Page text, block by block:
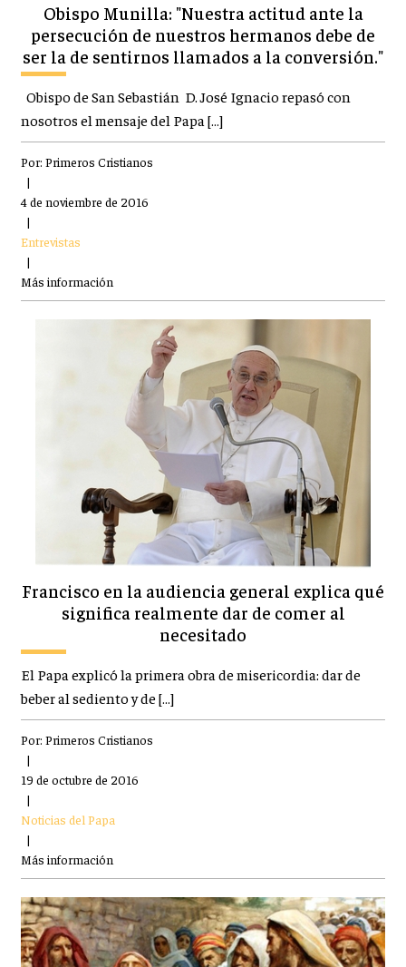
Obispo Munilla: "Nuestra actitud ante la
persecución de nuestros hermanos debe de
ser la de sentirnos llamados a la conversión."
Obispo de San Sebastián D. José Ignacio repasó con
nosotros el mensaje del Papa […]
Por: Primeros Cristianos
|
4 de noviembre de 2016
|
Entrevistas
|
Más información
Francisco en la audiencia general explica qué
significa realmente dar de comer al
necesitado
El Papa explicó la primera obra de misericordia: dar de
beber al sediento y de […]
Por: Primeros Cristianos
|
19 de octubre de 2016
|
Noticias del Papa
|
Más información